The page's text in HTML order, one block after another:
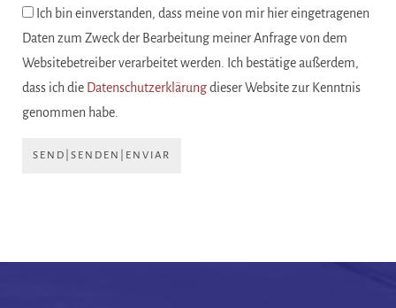
Ich bin einverstanden, dass meine von mir hier eingetragenen
Daten zum Zweck der Bearbeitung meiner Anfrage von dem
Websitebetreiber verarbeitet werden. Ich bestätige außerdem,
dass ich die Datenschutzerklärungdieser Website zur Kenntnis
genommen habe.
SEND|SENDEN|ENVIAR